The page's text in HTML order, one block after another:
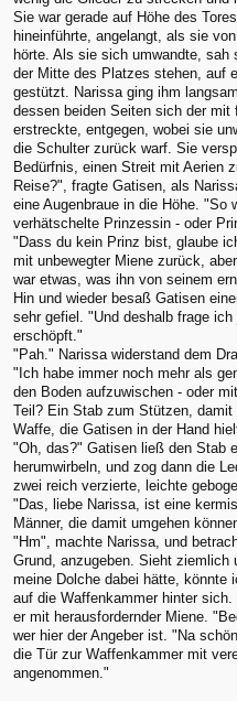
Sie war gerade auf Höhe des
hineinführte, angelangt, als sie
hörte. Als sie sich umwandte,
der Mitte des Platzes stehen, auf
gestützt. Narissa ging ihm
dessen beiden Seiten sich der mit
erstreckte, entgegen, wobei sie
die Schulter zurück warf. Sie
Bedürfnis, einen Streit mit Aerien
Reise?", fragte Gatisen, als
eine Augenbraue in die Höhe.
verhätschelte Prinzessin - oder
"Dass du kein Prinz bist, glaube
mit unbewegter Miene zurück,
war etwas, was ihn von seinem
Hin und wieder besaß Gatisen
sehr gefiel. "Und deshalb frage
erschöpft."
"Pah." Narissa widerstand dem
"Ich habe immer noch mehr als
den Boden aufzuwischen - oder
Teil? Ein Stab zum Stützen,
Waffe, die Gatisen in der Hand
"Oh, das?" Gatisen ließ den Stab
herumwirbeln, und zog dann die
zwei reich verzierte, leichte
"Das, liebe Narissa, ist eine
Männer, die damit umgehen
"Hm", machte Narissa, und
Grund, anzugeben. Sieht
meine Dolche dabei hätte, könnte
auf die Waffenkammer hinter
er mit herausfordernder Miene.
wer hier der Angeber ist. "Na
die Tür zur Waffenkammer mit
angenommen."